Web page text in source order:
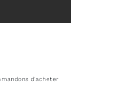
d'acheter